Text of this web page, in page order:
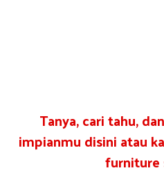
Tanya, cari tahu,
impianmu disini atau
furniture